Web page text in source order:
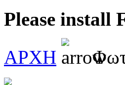
Please install
ΑΡΧΗ